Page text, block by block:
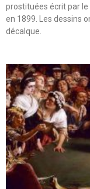
prostituées écrit par le
en 1899. Les dessins
décalque.